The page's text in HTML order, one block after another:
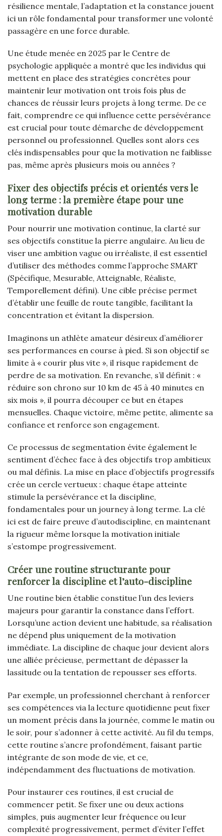
résilience mentale, l’adaptation et la constance jouent
ici un rôle fondamental pour transformer une volonté
passagère en une force durable.
Une étude menée en 2025 par le Centre de
psychologie appliquée a montré que les individus qui
mettent en place des stratégies concrètes pour
maintenir leur motivation ont trois fois plus de
chances de réussir leurs projets à long terme. De ce
fait, comprendre ce qui influence cette persévérance
est crucial pour toute démarche de développement
personnel ou professionnel. Quelles sont alors ces
clés indispensables pour que la motivation ne faiblisse
pas, même après plusieurs mois ou années ?
Fixer des objectifs précis et orientés vers le
long terme : la première étape pour une
motivation durable
Pour nourrir une motivation continue, la clarté sur
ses objectifs constitue la pierre angulaire. Au lieu de
viser une ambition vague ou irréaliste, il est essentiel
d’utiliser des méthodes comme l’approche SMART
(Spécifique, Mesurable, Atteignable, Réaliste,
Temporellement défini). Une cible précise permet
d’établir une feuille de route tangible, facilitant la
concentration et évitant la dispersion.
Imaginons un athlète amateur désireux d’améliorer
ses performances en course à pied. Si son objectif se
limite à « courir plus vite », il risque rapidement de
perdre de sa motivation. En revanche, s’il définit : «
réduire son chrono sur 10 km de 45 à 40 minutes en
six mois », il pourra découper ce but en étapes
mensuelles. Chaque victoire, même petite, alimente sa
confiance et renforce son engagement.
Ce processus de segmentation évite également le
sentiment d’échec face à des objectifs trop ambitieux
ou mal définis. La mise en place d’objectifs progressifs
crée un cercle vertueux : chaque étape atteinte
stimule la persévérance et la discipline,
fondamentales pour un journey à long terme. La clé
ici est de faire preuve d’autodiscipline, en maintenant
la rigueur même lorsque la motivation initiale
s’estompe progressivement.
Créer une routine structurante pour
renforcer la discipline et l’auto-discipline
Une routine bien établie constitue l’un des leviers
majeurs pour garantir la constance dans l’effort.
Lorsqu’une action devient une habitude, sa réalisation
ne dépend plus uniquement de la motivation
immédiate. La discipline de chaque jour devient alors
une alliée précieuse, permettant de dépasser la
lassitude ou la tentation de repousser ses efforts.
Par exemple, un professionnel cherchant à renforcer
ses compétences via la lecture quotidienne peut fixer
un moment précis dans la journée, comme le matin ou
le soir, pour s’adonner à cette activité. Au fil du temps,
cette routine s’ancre profondément, faisant partie
intégrante de son mode de vie, et ce,
indépendamment des fluctuations de motivation.
Pour instaurer ces routines, il est crucial de
commencer petit. Se fixer une ou deux actions
simples, puis augmenter leur fréquence ou leur
complexité progressivement, permet d’éviter l’effet